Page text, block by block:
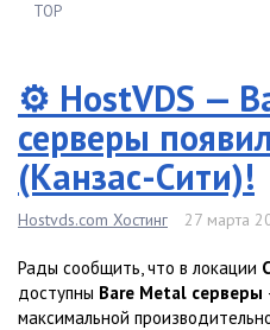
TOP
⚙️ HostVDS —
серверы
(Канзас-Сити)!
Hostvds.com Хостинг 27 марта
Рады сообщить, что в локации
доступны Bare Metal серверы
максимальной